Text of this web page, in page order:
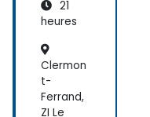
s
Numéri
21
heures
Clermon
t-
Ferrand,
ZI Le